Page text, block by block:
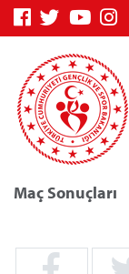
Maç Sonuçları
Genç Bilgi